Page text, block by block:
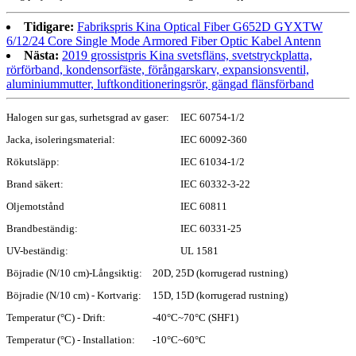
Tidigare: Fabrikspris Kina Optical Fiber G652D GYXTW
6/12/24 Core Single Mode Armored Fiber Optic Kabel Antenn
Nästa: 2019 grossistpris Kina svetsfläns, svetstryckplatta,
rörförband, kondensorfäste, förångarskarv, expansionsventil,
aluminiummutter, luftkonditioneringsrör, gängad flänsförband
Halogen sur gas, surhetsgrad av gaser:
IEC 60754-1/2
Jacka, isoleringsmaterial:
IEC 60092-360
Rökutsläpp:
IEC 61034-1/2
Brand säkert:
IEC 60332-3-22
Oljemotstånd
IEC 60811
Brandbeständig:
IEC 60331-25
UV-beständig:
UL 1581
Böjradie (N/10 cm)-Långsiktig:
20D, 25D (korrugerad rustning)
Böjradie (N/10 cm) - Kortvarig:
15D, 15D (korrugerad rustning)
Temperatur (°C) - Drift:
-40°C~70°C (SHF1)
Temperatur (°C) - Installation:
-10°C~60°C